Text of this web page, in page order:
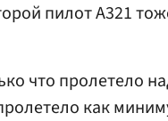
пилот A321
что пролетело
как